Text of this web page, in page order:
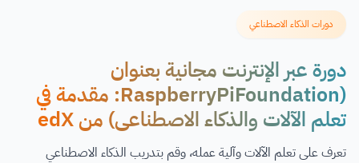
دورات الذكاء الاصطناعي
دورة عبر الإنترنت مجانية بعنوان
(RaspberryPiFoundation: مقدمة في
تعلم الآلات والذكاء الاصطناعي) من edX
تعرف على تعلم الآلات وآلية عمله، وقم بتدريب الذكاء الاصطناعي